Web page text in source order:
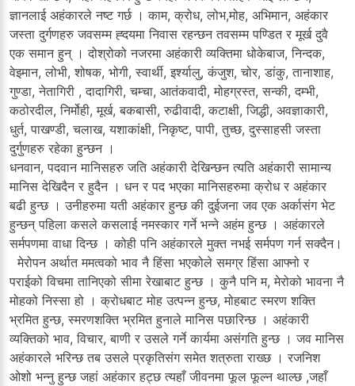
ज्ञानलाई अहंकारले नष्ट गर्छ । काम, क्रोध, लोभ,मोह, अभिमान, अहंकार
जस्ता दुर्गणहरु जवसम्म ह्दयमा निवास रहन्छन तवसम्म पण्डित र मूर्ख दुवै
एक समान हुन् । दोश्रोको नजरमा अहंकारी व्यक्तिमा धोकेबाज, निन्दक,
वेइमान, लोभी, शोषक, भोगी, स्वार्थी, इर्श्यालु, कंजुश, चोर, डांकु, तानाशाह,
गुण्डा, नेतागिरी , दादागिरी, चम्चा, आतंकवादी, मोहग्रस्त, सन्की, दम्भी,
कठोरदील, निर्मोही, मूर्ख, बकबासी, रुढीवादी, कटाक्षी, जिद्धी, अवज्ञाकारी,
धुर्त, पाखण्डी, चलाख, यशाकांक्षी, निकृष्ट, पापी, तुच्छ, दुस्साहसी जस्ता
दुर्गुणहरु रहेका हुन्छन ।
धनवान, पदवान मानिसहरु जति अहंकारी देखिन्छन त्यति अहंकारी सामान्य
मानिस देखिदैन र हुदैन । धन र पद भएका मानिसहरुमा क्रोध र अहंकार
बढी हुन्छ । उनीहरुमा यती अहंकार हुन्छ की दुईजना जव एक अर्कासंग भेट
हुन्छन् पहिला कसले कसलाई नमस्कार गर्ने भन्ने अहंम हुन्छ । अहंकारले
सर्मपणमा वाधा दिन्छ । कोही पनि अहंकारले मुक्त नभई सर्मपण गर्न सक्दैन।
मेरोपन अर्थात ममत्वको भाव नै हिंसा भएकोले समग्र हिंसा आफ्नो र
पराईको विचमा तानिएको सीमा रेखाबाट हुन्छ । कुनै पनि म, मेरोको भावना नै
मोहको निस्सा हो । क्रोधबाट मोह उत्पन्न हुन्छ, मोहबाट स्मरण शक्ति
भ्रमित हुन्छ, स्मरणशक्ति भ्रमित हुनाले मानिस पछारिन्छ । अहंकारी
व्यक्तिको भाव, विचार, बाणी र उसले गर्ने कार्यमा असंगति हुन्छ । जव मानिस
अहंकारले भरिन्छ तब उसले प्रकृतिसंग समेत शत्रुता राख्छ । रजनिश
ओशो भन्नु हुन्छ जहां अहंकार हट्छ त्यहाँ जीवनमा फूल फूल्न थाल्छ ,जहाँ